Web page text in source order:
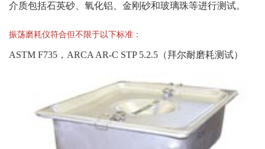
介质包括石英砂、氧化铝、金刚砂和玻璃珠等进行测试。
振荡磨耗仪符合但不限于以下标准：
ASTM F735，ARCA AR-C STP 5.2.5（拜尔耐磨耗测试）